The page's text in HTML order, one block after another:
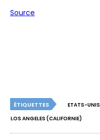
Source
ÉTIQUETTES ETATS-UNIS
LOS ANGELES (CALIFORNIE)